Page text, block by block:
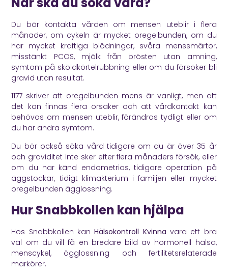
Du bör kontakta vården om mensen uteblir i flera
månader, om cykeln är mycket oregelbunden, om du
har mycket kraftiga blödningar, svåra menssmärtor,
misstänkt PCOS, mjölk från brösten utan amning,
symtom på sköldkörtelrubbning eller om du försöker bli
gravid utan resultat.
1177 skriver att oregelbunden mens är vanligt, men att
det kan finnas flera orsaker och att vårdkontakt kan
behövas om mensen uteblir, förändras tydligt eller om
du har andra symtom.
Du bör också söka vård tidigare om du är över 35 år
och graviditet inte sker efter flera månaders försök, eller
om du har känd endometrios, tidigare operation på
äggstockar, tidigt klimakterium i familjen eller mycket
oregelbunden ägglossning.
Hur Snabbkollen kan hjälpa
Hos Snabbkollen kanHälsokontroll Kvinna vara ett bra
val om du vill få en bredare bild av hormonell hälsa,
menscykel, ägglossning och fertilitetsrelaterade
markörer.